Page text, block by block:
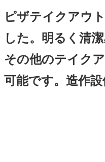
ピザテイクアウ
した。明るく清
その他のテイク
可能です。造作設